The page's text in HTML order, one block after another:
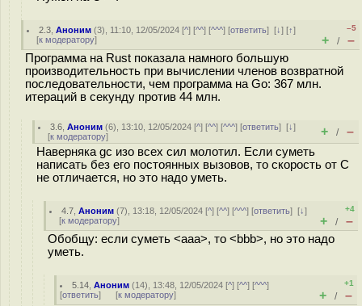
2.3 ,Аноним (3), 11:10, 12/05/2024 [^] [^^] [^^^] [ответить][↓] [↑]
[к модератору]
–5
+ / –
Программа на Rust показала намного большую
производительность при вычислении членов возвратной
последовательности, чем программа на Go: 367 млн.
итераций в секунду против 44 млн.
3.6 ,Аноним (6), 13:10, 12/05/2024 [^] [^^] [^^^] [ответить][↓]
[к модератору] + / –
Наверняка gc изо всех сил молотил. Если суметь
написать без его постоянных вызовов, то скорость от C
не отличается, но это надо уметь.
4.7 ,Аноним (7), 13:18, 12/05/2024 [^] [^^] [^^^] [ответить][↓]
[к модератору]
+4
+ / –
Обобщу: если суметь <ааа>, то <bbb>, но это надо
уметь.
5.14 ,Аноним (14), 13:48, 12/05/2024 [^] [^^] [^^^]
[ответить] [к модератору]
+1
+ / –